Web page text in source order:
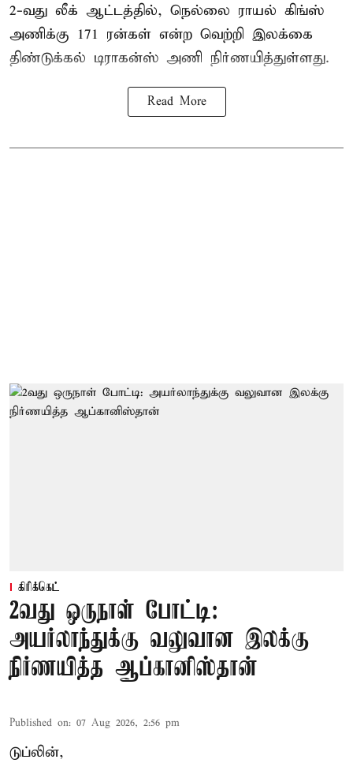
2-வது லீக் ஆட்டத்தில், நெல்லை ராயல் கிங்ஸ்
அணிக்கு 171 ரன்கள் என்ற வெற்றி இலக்கை
திண்டுக்கல் டிராகன்ஸ் அணி நிர்ணயித்துள்ளது.
Read More
கிரிக்கெட்
2வது ஒருநாள் போட்டி:
அயர்லாந்துக்கு வலுவான இலக்கு
நிர்ணயித்த ஆப்கானிஸ்தான்
Published on: 07 Aug 2026, 2:56 pm
டுப்லின்,